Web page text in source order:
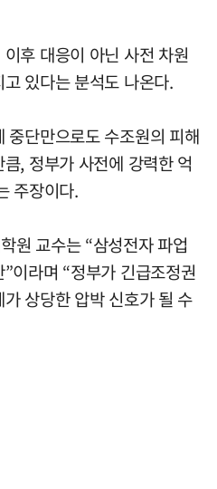
후 대응이 아닌 사전 차원
있다는 분석도 나온다.
중단만으로도 수조원의 피해
, 정부가 사전에 강력한 억
주장이다.
원 교수는 “삼성전자 파업
이라며 “정부가 긴급조정권
상당한 압박 신호가 될 수